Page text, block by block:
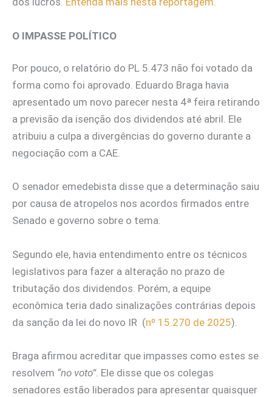
O IMPASSE POLÍTICO
Por pouco, o relatório do PL 5.473 não foi votado da
forma como foi aprovado. Eduardo Braga havia
apresentado um novo parecer nesta 4ª feira retirando
a previsão da isenção dos dividendos até abril. Ele
atribuiu a culpa a divergências do governo durante a
negociação com a CAE.
O senador emedebista disse que a determinação saiu
por causa de atropelos nos acordos firmados entre
Senado e governo sobre o tema.
Segundo ele, havia entendimento entre os técnicos
legislativos para fazer a alteração no prazo de
tributação dos dividendos. Porém, a equipe
econômica teria dado sinalizações contrárias depois
da sanção da lei do novo IR (nº 15.270 de 2025).
Braga afirmou acreditar que impasses como estes se
resolvem “no voto”. Ele disse que os colegas
senadores estão liberados para apresentar quaisquer